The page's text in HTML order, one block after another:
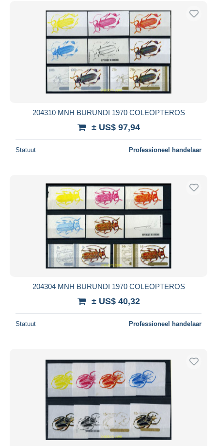
204310 MNH BURUNDI 1970 COLEOPTEROS
± US$ 97,94
Statuut Professioneel handelaar
204304 MNH BURUNDI 1970 COLEOPTEROS
± US$ 40,32
Statuut Professioneel handelaar